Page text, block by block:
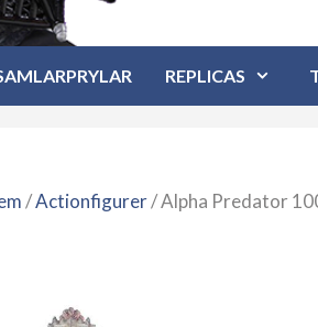
REPLICAS
/Actionfigurer/ Alpha Predator